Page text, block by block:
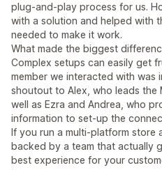
plug-and-play process for us.
with a solution and helped with
needed to make it work.
What made the biggest
Complex setups can easily get
member we interacted with was
shoutout to Alex, who leads the
well as Ezra and Andrea, who
information to set-up the
If you run a multi-platform store
backed by a team that actually
best experience for your